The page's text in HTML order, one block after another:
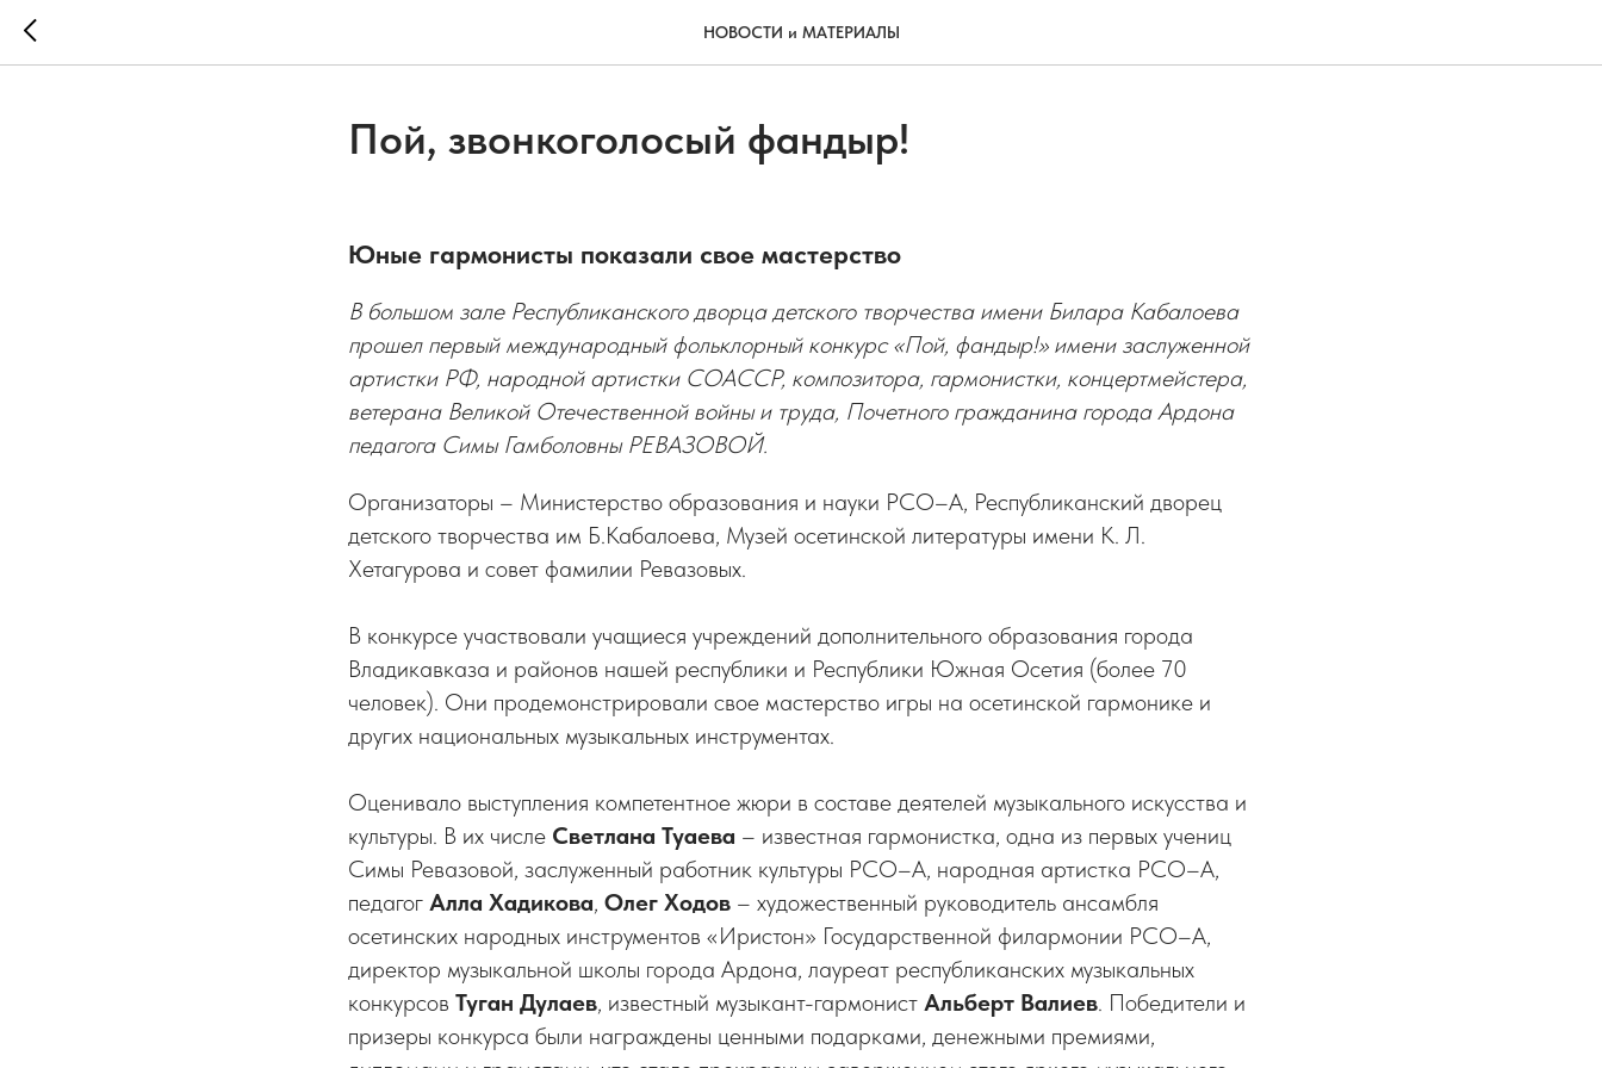
НОВОСТИ и МАТЕРИАЛЫ
Пой, звонкоголосый фандыр!
Юные гармонисты показали свое мастерство
В большом зале Республиканского дворца детского творчества имени Билара Кабалоева
прошел первый международный фольклорный конкурс «Пой, фандыр!» имени заслуженной
артистки РФ, народной артистки СОАССР, композитора, гармонистки, концертмейстера,
ветерана Великой Отечественной войны и труда, Почетного гражданина города Ардона
педагога Симы Гамболовны РЕВАЗОВОЙ.
Организаторы – Министерство образования и науки РСО–А, Республиканский дворец
детского творчества им Б.Кабалоева, Музей осетинской литературы имени К. Л.
Хетагурова и совет фамилии Ревазовых.
В конкурсе участвовали учащиеся учреждений дополнительного образования города
Владикавказа и районов нашей республики и Республики Южная Осетия (более 70
человек). Они продемонстрировали свое мастерство игры на осетинской гармонике и
других национальных музыкальных инструментах.
Оценивало выступления компетентное жюри в составе деятелей музыкального искусства и
культуры. В их числе Светлана Туаева – известная гармонистка, одна из первых учениц
Симы Ревазовой, заслуженный работник культуры РСО–А, народная артистка РСО–А,
педагог Алла Хадикова, Олег Ходов – художественный руководитель ансамбля
осетинских народных инструментов «Иристон» Государственной филармонии РСО–А,
директор музыкальной школы города Ардона, лауреат республиканских музыкальных
конкурсов Туган Дулаев, известный музыкант-гармонист Альберт Валиев. Победители и
призеры конкурса были награждены ценными подарками, денежными премиями,